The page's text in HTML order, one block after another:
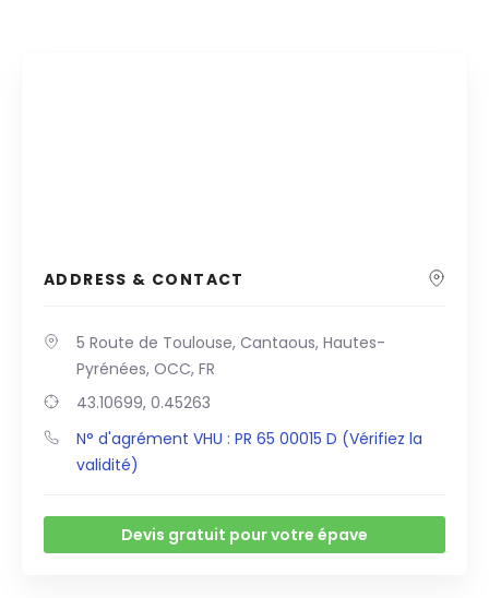
ADDRESS & CONTACT
5 Route de Toulouse, Cantaous, Hautes-
Pyrénées, OCC, FR
43.10699, 0.45263
N° d'agrément VHU : PR 65 00015 D (Vérifiez la
validité)
Devis gratuit pour votre épave